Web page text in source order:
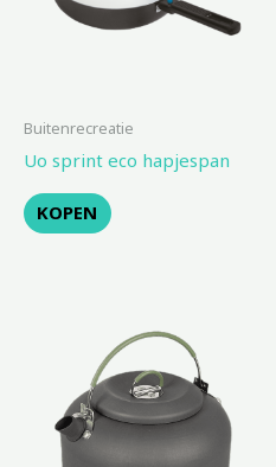
Buitenrecreatie
Uo sprint eco hapjespan
KOPEN